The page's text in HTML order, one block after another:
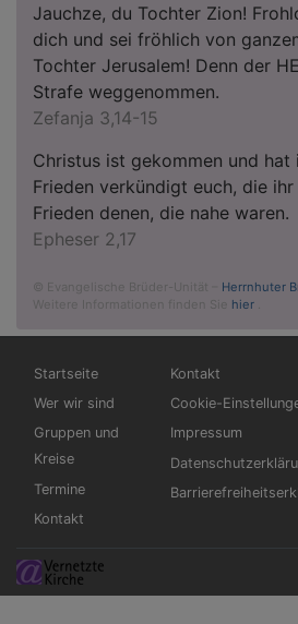
Jauchze, du Tochter Zion!
dich und sei fröhlich von
Tochter Jerusalem! Denn der
Strafe weggenommen.
Zefanja 3,14-15
Christus ist gekommen und hat
Frieden verkündigt euch, die
Frieden denen, die nahe waren.
Epheser 2,17
© Evangelische Brüder-Unität – Herrnhuter
Weitere Informationen finden Sie hier
Hauptnavigation
Startseite
Wer wir sind
Gruppen und
Kreise
Termine
Kontakt
Fußbereichsmenü
Kontakt
Cookie-
Impressum